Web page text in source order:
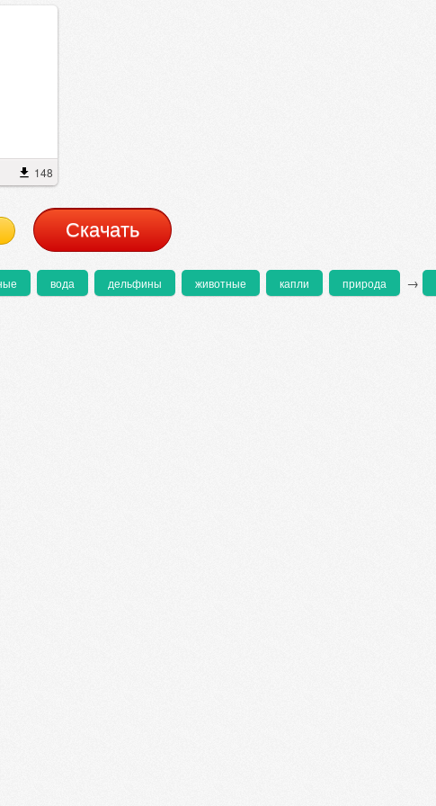
148
Cкачать
вода дельфины животные капли природа →